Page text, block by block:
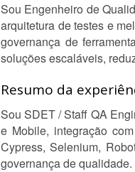
Sou Engenheiro de
arquitetura de testes e
governança de
soluções escaláveis,
Resumo da
Sou SDET / Staff QA
e Mobile, integração
Cypress, Selenium,
governança de